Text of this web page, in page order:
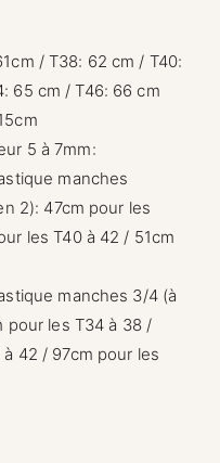
/ T38: 62 cm / T40:
65 cm / T46: 66 cm
5 à 7mm:
manches
2): 47cm pour les
les T40 à 42 / 51cm
manches 3/4 (à
pour les T34 à 38 /
42 / 97cm pour les